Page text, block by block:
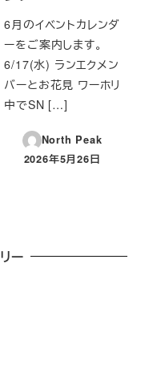
6月のイベントカレンダ
ーをご案内します。
6/17(水) ランエクメン
バーとお花見 ワーホリ
中でSN […]
North Peak
投稿日
2026年5月26日
ー